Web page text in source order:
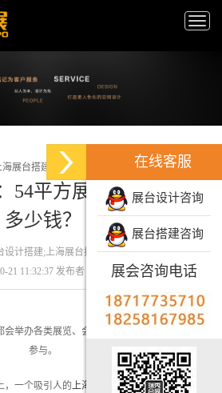
Toggle
海展台搭建：54平方展台设计搭建要多少钱？
54平方展台设计搭建要
多少钱？
设计搭建;上海展台搭建:上海展台搭建费用 | 新闻
21 11:32:37 发布者 : 瑞秀会展 | 浏览量 : 88
举办各类展览、会议，吸引着国内外众多企业
参与。
，一个吸引人的上海展台设计搭建，无疑能够为
在线客服
展台设计咨询
展台搭建咨询
展会咨询电话